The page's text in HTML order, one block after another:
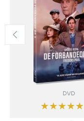
DVD
★★★★★